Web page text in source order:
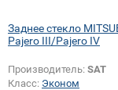
Заднее стекло
Pajero III/Pajero IV
Производитель: SAT
Класс: Эконом